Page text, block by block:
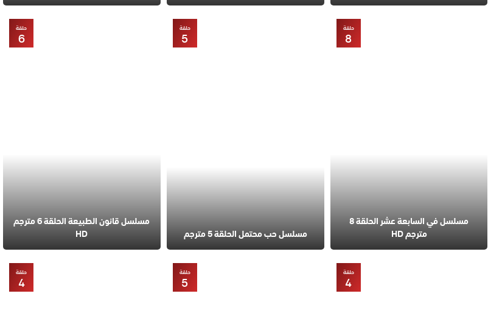
مسلسل في السابعة عشر الحلقة 8
مترجم HD
حلقة
8
مسلسل حب محتمل الحلقة 5 مترجم
حلقة
5
مسلسل قانون الطبيعة الحلقة 6 مترجم
HD
حلقة
6
حلقة
4
حلقة
5
حلقة
4